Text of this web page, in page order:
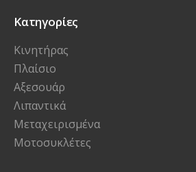
Κατηγορίες
Κινητήρας
Πλαίσιο
Αξεσουάρ
Λιπαντικά
Μεταχειρισμένα
Μοτοσυκλέτες